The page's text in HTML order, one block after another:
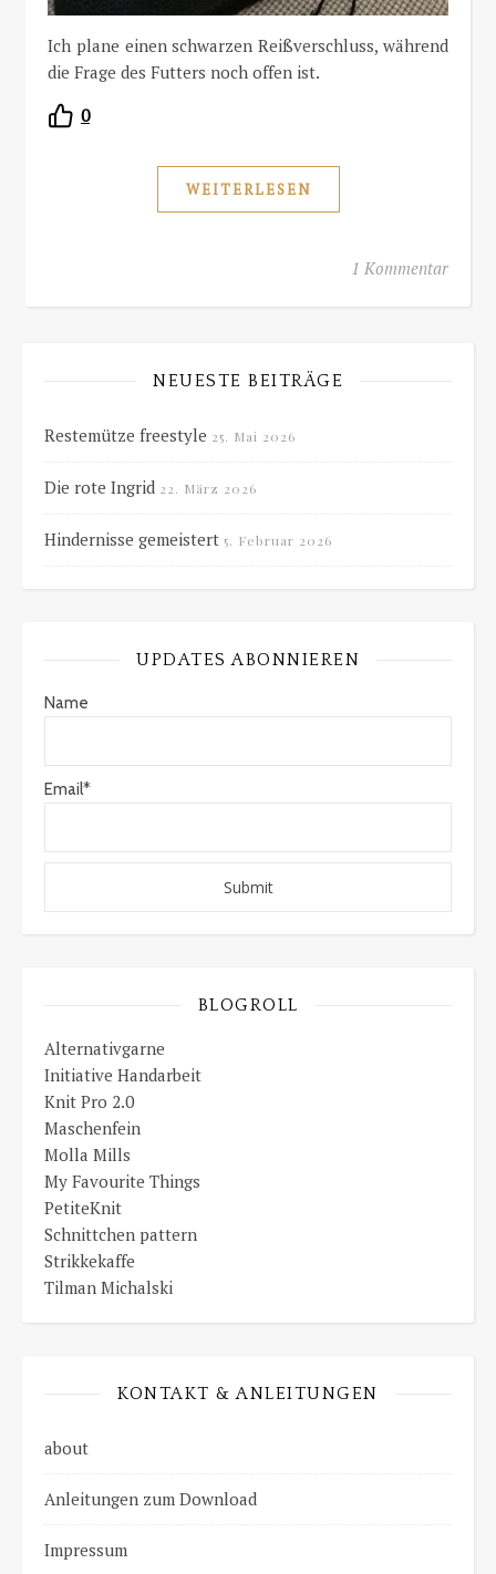
Ich plane einen schwarzen Reißverschluss, während
die Frage des Futters noch offen ist.
0
WEITERLESEN
1 Kommentar
NEUESTE BEITRÄGE
Restemütze freestyle 25. Mai 2026
Die rote Ingrid 22. März 2026
Hindernisse gemeistert 5. Februar 2026
UPDATES ABONNIEREN
Name
Email*
BLOGROLL
Alternativgarne
Initiative Handarbeit
Knit Pro 2.0
Maschenfein
Molla Mills
My Favourite Things
PetiteKnit
Schnittchen pattern
Strikkekaffe
Tilman Michalski
KONTAKT & ANLEITUNGEN
about
Anleitungen zum Download
Impressum